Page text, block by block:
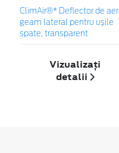
ClimAir®* Deflector de aer
geam lateral pentru ușile
spate, transparent
Vizualizați
detalii